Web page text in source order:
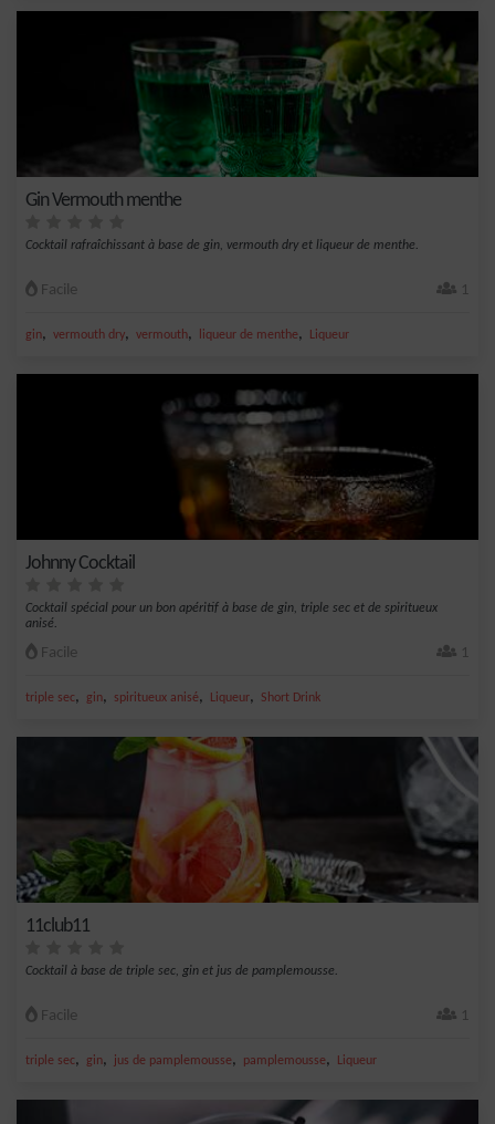
Gin Vermouth menthe
Cocktail rafraîchissant à base de gin, vermouth dry et liqueur de menthe.
Facile 1
gin, vermouth dry, vermouth, liqueur de menthe, Liqueur
Johnny Cocktail
Cocktail spécial pour un bon apéritif à base de gin, triple sec et de spiritueux
anisé.
Facile 1
triple sec, gin, spiritueux anisé, Liqueur, Short Drink
11club11
Cocktail à base de triple sec, gin et jus de pamplemousse.
Facile 1
triple sec, gin, jus de pamplemousse, pamplemousse, Liqueur